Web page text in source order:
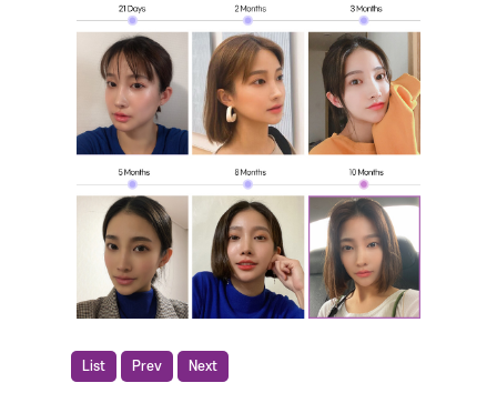
List Prev Next